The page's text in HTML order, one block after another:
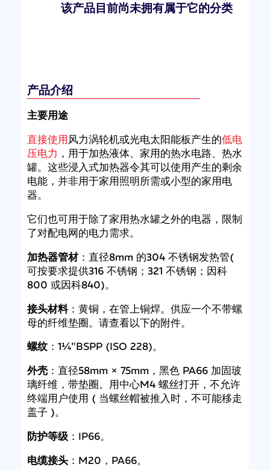
该产品目前尚未拥有属于它的分类
产品介绍
主要用途
直接使用 风力涡轮机或光电太阳能板产生的低电
压电力 ，用于加热液体、家用的热水电路、热水
罐。这些浸入式加热器令其可以使用产生的剩余
电能，并非用于家用照明所需或小型的家用电
器。
它们也可用于除了家用热水罐之外的电器，限制
了对配电网的电力需求。
加热器管材：直径8mm 的304 不锈钢发热管(
可按要求提供316 不锈钢；321 不锈钢；因科
800 或因科840)。
接头材料：黄铜，在管上铜焊。供应一个不带螺
母的纤维垫圈。请查看以下的附件。
螺纹：1¼"BSPP (ISO 228)。
外壳：直径58mm × 75mm，黑色 PA66 加固玻
璃纤维，带垫圈。用中心M4 螺丝打开，不允许
终端用户使用 ( 当螺丝帽被推入时，不可能移走
盖子 )。
防护等级：IP66。
电缆接头：M20，PA66。